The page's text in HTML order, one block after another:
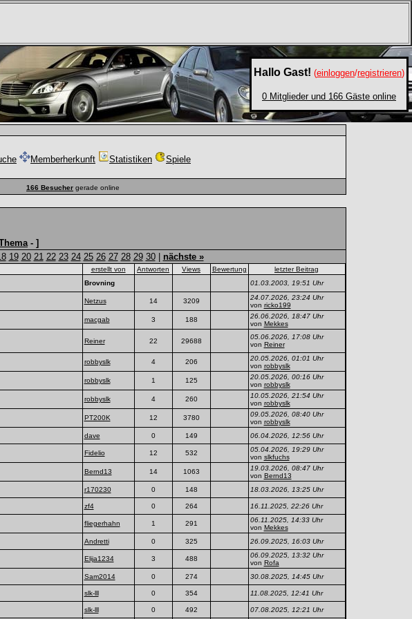
Hallo Gast! (einloggen/registrieren)
0 Mitglieder und 166 Gäste online
Memberherkunft Statistiken Spiele
166 Besucher gerade online
- ]
19 20 21 22 23 24 25 26 27 28 29 30| nächste »
erstellt von Antworten Views Bewertung letzter Beitrag
Brovning 01.03.2003, 19:51 Uhr
Netzus 14 3209
24.07.2026, 23:24 Uhr
von ricko199
macgab 3 188
26.06.2026, 18:47 Uhr
von Mekkes
Reiner 22 29688
05.06.2026, 17:08 Uhr
von Reiner
robbyslk 4 206
20.05.2026, 01:01 Uhr
von robbyslk
robbyslk 1 125
20.05.2026, 00:16 Uhr
von robbyslk
robbyslk 4 260
10.05.2026, 21:54 Uhr
von robbyslk
PT200K 12 3780
09.05.2026, 08:40 Uhr
von robbyslk
dave 0 149 06.04.2026, 12:56 Uhr
Fidelio 12 532
05.04.2026, 19:29 Uhr
von slkfuchs
Bernd13 14 1063
19.03.2026, 08:47 Uhr
von Bernd13
r170230 0 148 18.03.2026, 13:25 Uhr
zf4 0 264 16.11.2025, 22:26 Uhr
fliegerhahn 1 291
06.11.2025, 14:33 Uhr
von Mekkes
Andretti 0 325 26.09.2025, 16:03 Uhr
Elija1234 3 488
06.09.2025, 13:32 Uhr
von Rofa
Sam2014 0 274 30.08.2025, 14:45 Uhr
slk-lll 0 354 11.08.2025, 12:41 Uhr
slk-lll 0 492 07.08.2025, 12:21 Uhr